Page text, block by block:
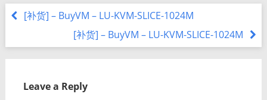
[补货] – BuyVM – LU-KVM-SLICE-1024M
[补货] – BuyVM – LU-KVM-SLICE-1024M
Leave a Reply